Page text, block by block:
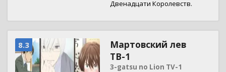
Двенадцати Королевств.
8.3
Мартовский лев
ТВ-1
3-gatsu no Lion TV-1